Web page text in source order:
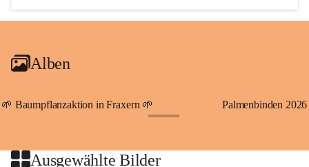
den öffentlichen Verkehrsmitteln zu erreichen. Die Linie
An Samstagen, Sonn- und Feiertagen können Sie bequem
persönlichen Linienbus zur gewünschten Zeit zu Ihrer
Haltestelle bestellen. Sowohl von Weiler kommend nach
beide Fahrten Weiler-Fraxern-Weiler.
Alben
🌱 Baumpflanzaktion in Fraxern 🌱 Palmenbinden 2026
Ausgewählte Bilder